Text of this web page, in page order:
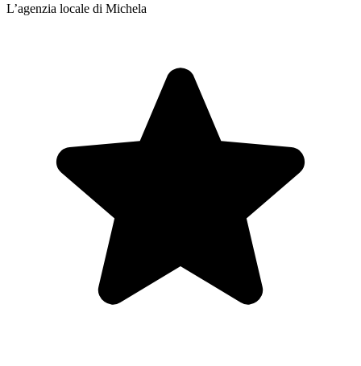
L’agenzia locale di Michela